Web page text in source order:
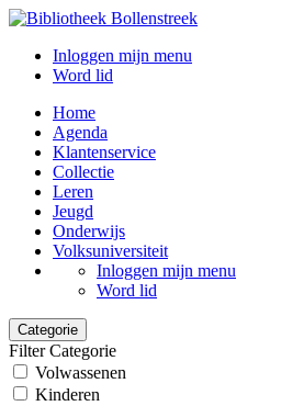
Inloggen mijn menu
Word lid
Home
Agenda
Klantenservice
Collectie
Leren
Jeugd
Onderwijs
Volksuniversiteit
Inloggen mijn menu
Word lid
Categorie
Filter Categorie
Volwassenen
Kinderen